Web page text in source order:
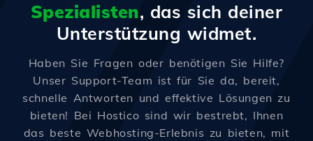
Spezialisten, das sich deiner
Unterstützung widmet.
Haben Sie Fragen oder benötigen Sie Hilfe?
Unser Support-Team ist für Sie da, bereit,
schnelle Antworten und effektive Lösungen zu
bieten! Bei Hostico sind wir bestrebt, Ihnen
das beste Webhosting-Erlebnis zu bieten, mit